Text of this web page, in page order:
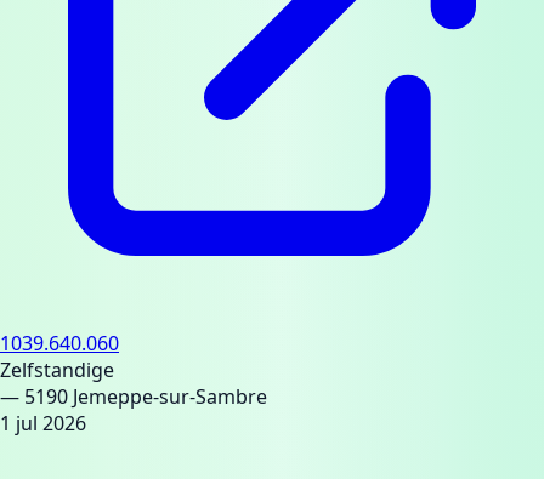
1039.640.060
Zelfstandige
— 5190 Jemeppe-sur-Sambre
1 jul 2026